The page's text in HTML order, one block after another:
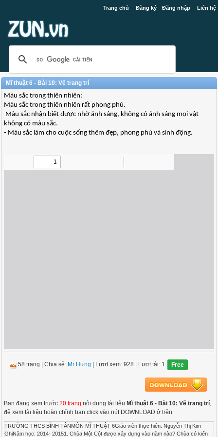
Trang chủ Đăng ký Đăng nhập Liên hệ
Mĩ thuật 6 - Bài 10: Vẽ trang trí
Màu sắc trong thiên nhiên:
Màu sắc trong thiên nhiên rất phong phú.
Màu sắc nhận biết được nhờ ánh sáng, không có ánh sáng mọi vật
không có màu sắc.
- Màu sắc làm cho cuộc sống thêm đẹp, phong phú và sinh động.
58 trang |Chia sẻ: Mr Hưng | Lượt xem: 928 | Lượt tải: 1 Free
Bạn đang xem trước20 trang nội dung tài liệu Mĩ thuật 6 - Bài 10: Vẽ trang trí,
để xem tài liệu hoàn chỉnh bạn click vào nút DOWNLOAD ở trên
TRƯỜNG THCS BÌNH TÂNMÔN MĨ THUẬT 6Giáo viên thực hiên: Nguyễn Thị Kim
GhiNăm học: 2014- 20151. Chùa Một Cột được xây dựng vào năm nào? Chùa có kiến